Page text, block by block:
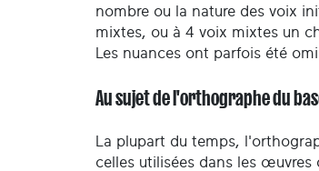
nombre ou la nature des voix
mixtes, ou à 4 voix mixtes un
Les nuances ont parfois été
Au sujet de l'orthographe du
La plupart du temps,
celles utilisées dans les œuvres